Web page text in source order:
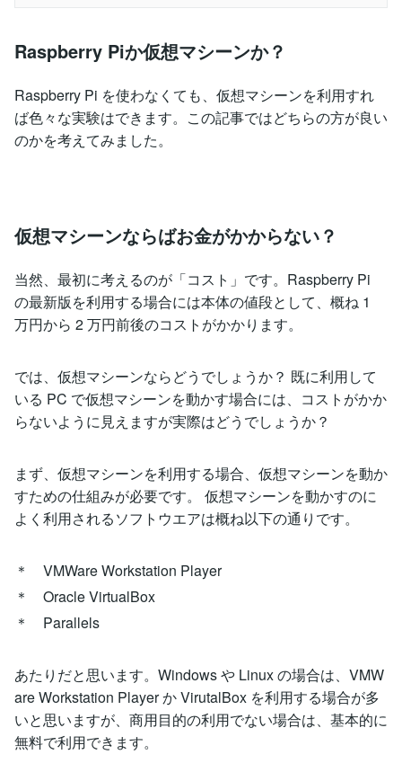
Raspberry Piか仮想マシーンか？
Raspberry Pi を使わなくても、仮想マシーンを利用すれ
ば色々な実験はできます。この記事ではどちらの方が良い
のかを考えてみました。
仮想マシーンならばお金がかからない？
当然、最初に考えるのが「コスト」です。Raspberry Pi
の最新版を利用する場合には本体の値段として、概ね 1
万円から 2 万円前後のコストがかかります。
では、仮想マシーンならどうでしょうか？ 既に利用して
いる PC で仮想マシーンを動かす場合には、コストがかか
らないように見えますが実際はどうでしょうか？
まず、仮想マシーンを利用する場合、仮想マシーンを動か
すための仕組みが必要です。 仮想マシーンを動かすのに
よく利用されるソフトウエアは概ね以下の通りです。
＊ VMWare Workstation Player
＊ Oracle VirtualBox
＊ Parallels
あたりだと思います。Windows や Linux の場合は、VMW
are Workstation Player か VirutalBox を利用する場合が多
いと思いますが、商用目的の利用でない場合は、基本的に
無料で利用できます。